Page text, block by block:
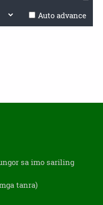
Auto advance
sa imo sariling
tanra)